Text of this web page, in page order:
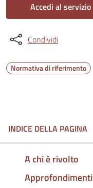
Accedi al servizio
Condividi
Normativa di riferimento
INDICE DELLA PAGINA
A chi è rivolto
Approfondimenti